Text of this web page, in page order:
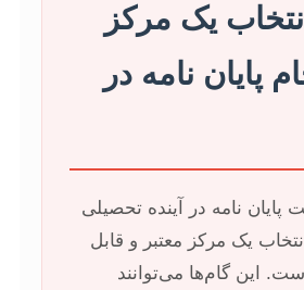
یک مرکز
پایان نامه در
نامه در آینده تحصیلی
یک مرکز معتبر و قابل
این گام‌ها می‌توانند